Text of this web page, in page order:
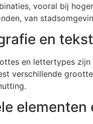
vooral bij
van
en
en lettertypes zijn
verschillende
elementen